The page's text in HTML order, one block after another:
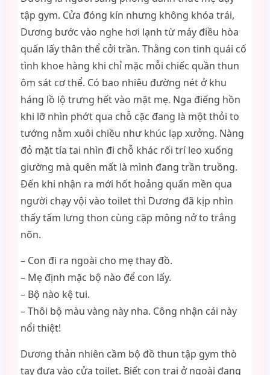
tập gym. Cửa đóng kín nhưng không khóa trái,
Dương bước vào nghe hơi lạnh từ máy điều hòa
quấn lấy thân thể cởi trần. Thằng con tinh quái cố
tình khoe hàng khi chỉ mặc mỗi chiếc quần thun
ôm sát cơ thể. Có bao nhiêu đường nét ở khu
háng lồ lộ trưng hết vào mặt mẹ. Nga điếng hồn
khi lỡ nhìn phớt qua chỗ cặc đang là một thỏi to
tướng nằm xuôi chiều như khúc lạp xưởng. Nàng
đỏ mặt tía tai nhìn đi chỗ khác rối trí leo xuống
giường mà quên mất là mình đang trần truồng.
Đến khi nhận ra mới hốt hoảng quấn mền qua
người chạy vội vào toilet thì Dương đã kịp nhìn
thấy tấm lưng thon cùng cặp mông nở to trắng
nõn.
– Con đi ra ngoài cho mẹ thay đồ.
– Mẹ định mặc bộ nào để con lấy.
– Bộ nào kệ tui.
– Thôi bộ màu vàng này nha. Công nhận cái này
nổi thiệt!
Dương thản nhiên cầm bộ đồ thun tập gym thò
tay đưa vào cửa toilet. Biết con trai ở ngoài đang